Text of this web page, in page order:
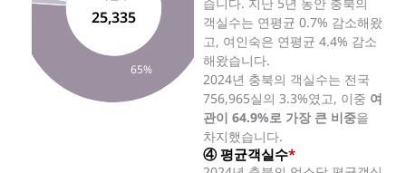
65%
25,335
객실수는 연평균 0.7% 감소해왔
고, 여인숙은 연평균 4.4% 감소
해왔습니다.
2024년 충북의 객실수는 전국
756,965실의 3.3%였고, 이중 여
관이 64.9%로 가장 큰 비중을
차지했습니다.
④ 평균객실수*